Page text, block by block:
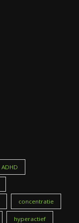
ADHD
concentratie
hyperactief